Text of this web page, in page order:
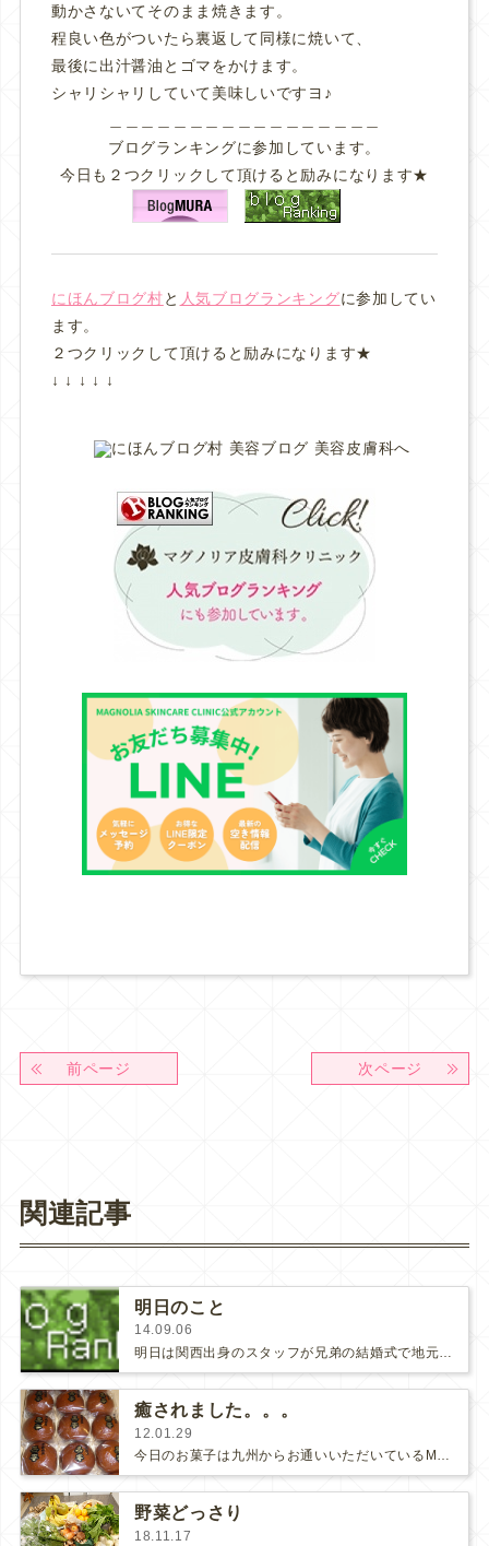
動かさないてそのまま焼きます。
程良い色がついたら裏返して同様に焼いて、
最後に出汁醤油とゴマをかけます。
シャリシャリしていて美味しいですヨ♪
ブログランキングに参加しています。
今日も２つクリックして頂けると励みになります★
にほんブログ村と 人気ブログランキングに参加してい
ます。
２つクリックして頂けると励みになります★
↓ ↓ ↓ ↓ ↓
前ページ 次ページ
関連記事
明日のこと
14.09.06
明日は関西出身のスタッフが兄弟の結婚式で地元に帰るということで元々、お休みの予定でしたが、別の子も家族に不幸があって急遽、お休…
癒されました。。。
12.01.29
今日のお菓子は九州からお通いいただいているM様が持ってきてくださったお饅頭を頂きました。優しい甘さに疲れが取れました♡いつも…
野菜どっさり
18.11.17